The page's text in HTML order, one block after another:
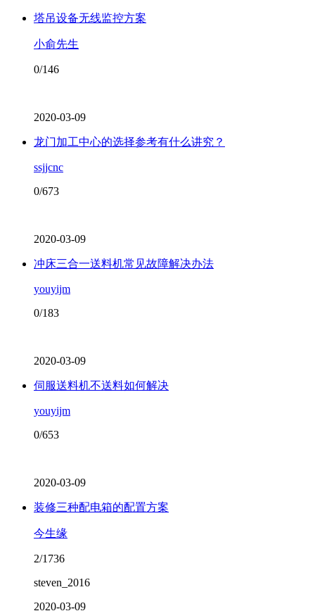
塔吊设备无线监控方案
小俞先生
0/146
2020-03-09
龙门加工中心的选择参考有什么讲究？
ssjjcnc
0/673
2020-03-09
冲床三合一送料机常见故障解决办法
youyijm
0/183
2020-03-09
伺服送料机不送料如何解决
youyijm
0/653
2020-03-09
装修三种配电箱的配置方案
今生缘
2/1736
steven_2016
2020-03-09